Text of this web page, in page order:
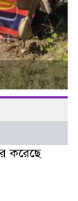
করেছে